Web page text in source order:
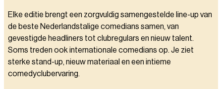
Elke editie brengt een zorgvuldig samengestelde line-up van
de beste Nederlandstalige comedians samen, van
gevestigde headliners tot clubregulars en nieuw talent.
Soms treden ook internationale comedians op. Je ziet
sterke stand-up, nieuw materiaal en een intieme
comedyclubervaring.